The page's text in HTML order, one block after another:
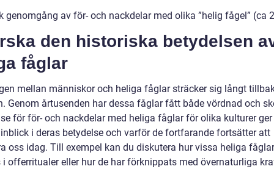
genomgång av för- och nackdelar med olika ”helig fågel” (ca
den historiska betydelsen
fåglar
mellan människor och heliga fåglar sträcker sig långt
Genom årtusenden har dessa fåglar fått både vördnad och
för för- och nackdelar med heliga fåglar för olika kulturer ger
i deras betydelse och varför de fortfarande fortsätter att
oss idag. Till exempel kan du diskutera hur vissa heliga
i offerritualer eller hur de har förknippats med övernaturliga